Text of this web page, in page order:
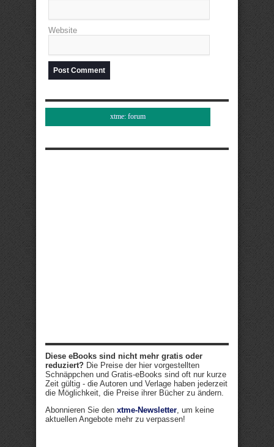
Website
xtme: forum
Diese eBooks sind nicht mehr gratis oder
reduziert? Die Preise der hier vorgestellten
Schnäppchen und Gratis-eBooks sind oft nur kurze
Zeit gültig - die Autoren und Verlage haben jederzeit
die Möglichkeit, die Preise ihrer Bücher zu ändern.
Abonnieren Sie den xtme-Newsletter, um keine
aktuellen Angebote mehr zu verpassen!